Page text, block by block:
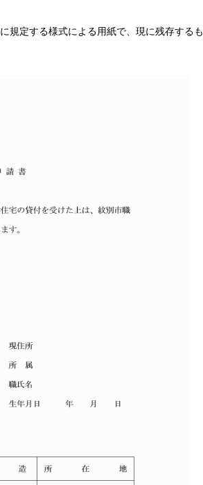
規定する様式による用紙で、現に残存する